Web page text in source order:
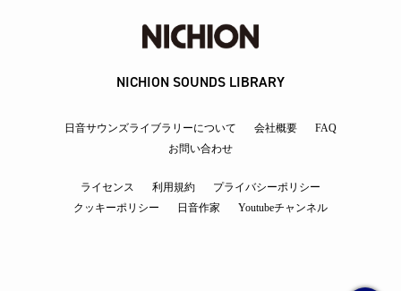
NICHION SOUNDS LIBRARY
日音サウンズライブラリーについて 会社概要
FAQ
お問い合わせ
ライセンス 利用規約
プライバシーポリシー
クッキーポリシー
日音作家 Youtubeチャンネル